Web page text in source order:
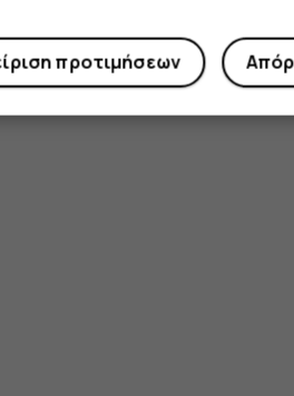
προτιμήσεων